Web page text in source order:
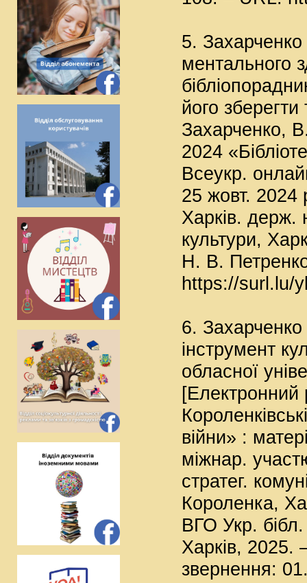
5. Захарченко
ментального
його
Захарченко,
2024
Всеукр.
25 жовт. 2024
Харків. держ.
культури,
Н. В.
https://surl.lu/
6. Захарченко
інструмент
обласної
війни» :
міжнар.
стратег.
Короленка,
ВГО Укр.
Харків,
звернення: